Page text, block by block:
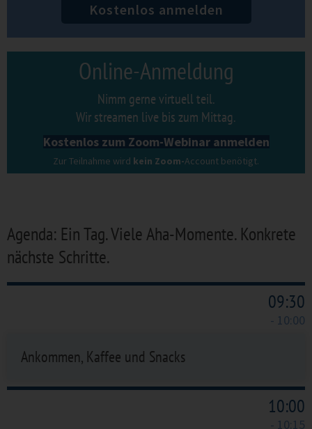
Kostenlos anmelden
Online-Anmeldung
Nimm gerne virtuell teil.
Wir streamen live bis zum Mittag.
Kostenlos zum Zoom-Webinar anmelden
Zur Teilnahme wird kein Zoom-Account benötigt.
Agenda: Ein Tag. Viele Aha-Momente. Konkrete
nächste Schritte.
09:30
- 10:00
Ankommen, Kaffee und Snacks
10:00
- 10:15